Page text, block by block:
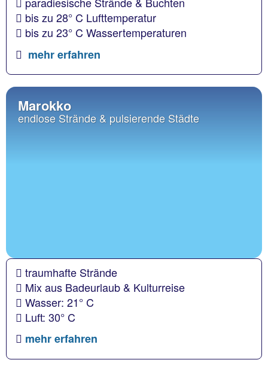
bis zu 28° C Lufttemperatur
bis zu 23° C Wassertemperaturen
mehr erfahren
Marokko
endlose Strände & pulsierende Städte
traumhafte Strände
Mix aus Badeurlaub & Kulturreise
Wasser: 21° C
Luft: 30° C
mehr erfahren